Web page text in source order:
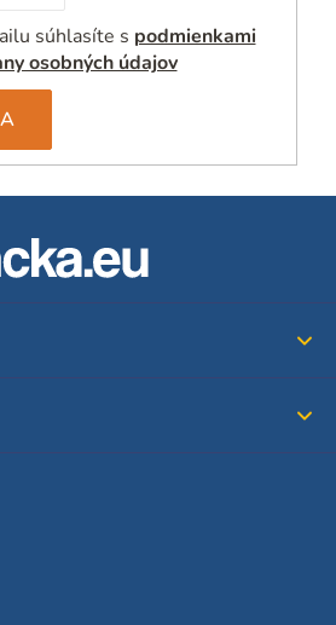
súhlasíte s podmienkami
osobných údajov